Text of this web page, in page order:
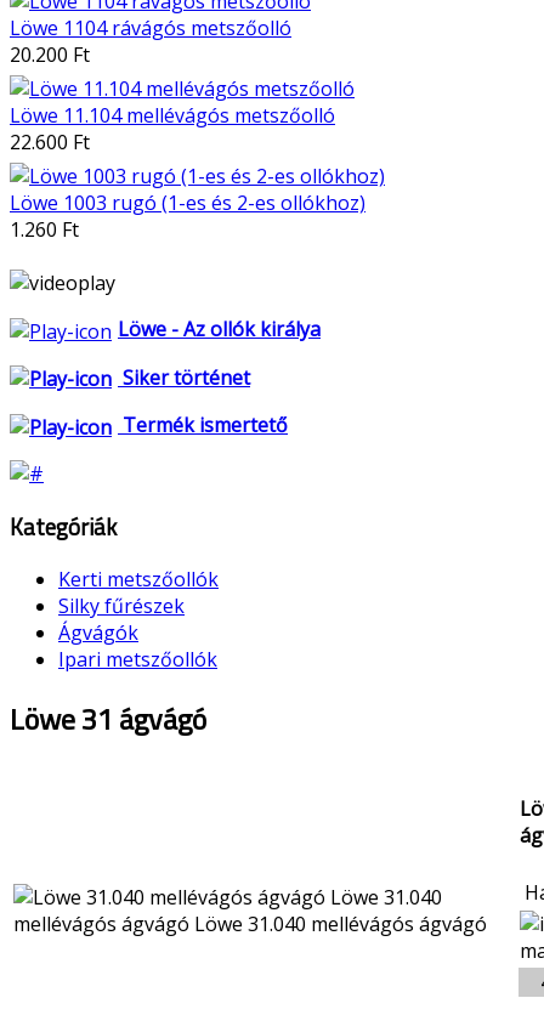
Löwe 1104 rávágós metszőolló
20.200 Ft
Löwe 11.104 mellévágós metszőolló
22.600 Ft
Löwe 1003 rugó (1-es és 2-es ollókhoz)
1.260 Ft
Löwe - Az ollók királya
Siker történet
Termék ismertető
Kategóriák
Kerti metszőollók
Silky fűrészek
Ágvágók
Ipari metszőollók
Löwe 31 ágvágó